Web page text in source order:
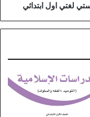
لغتي اول ابتدائي